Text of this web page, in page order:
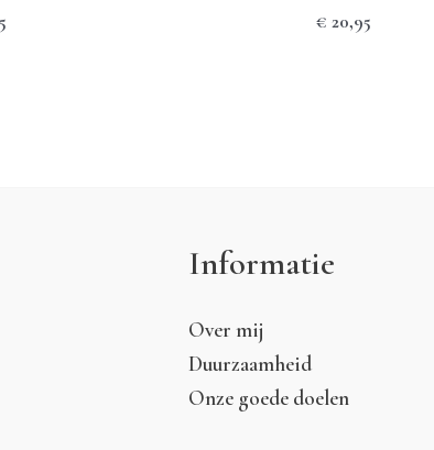
€ 20,95
Informatie
Over mij
Duurzaamheid
Onze goede doelen